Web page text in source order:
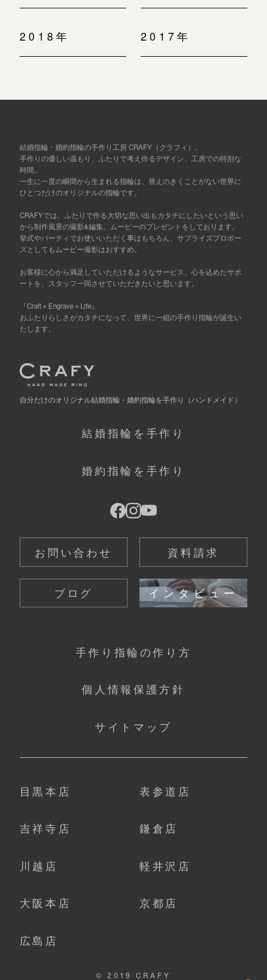
2018年 2017年
結婚指輪・婚約指輪の手作り工房 CRAFY（クラフィ）。
手作りの優しい温もり、ふたりで考え作るデザイン、工房での特別な
時間。
一生に一度の瞬間から生まれる指輪は、替えのきくことがない世界に
ひとつだけのオリジナルの指輪です。
CRAFYでは、ふたりで作る大切な思い出もカタチにしたいという思い
から制作風景の撮影&編集、ムービーのプレゼントをしております。
挙式やパーティでお使いいただく事はもちろん、サプライズプロポー
ズとしてもムービー撮影はおすすめ。
お客様に心から満足していただけるようなサービス、心を込めたサポ
ートを、スタッフ一同させていただきたいと思います。
『Craft＋Engrave＋Life』
おふたりらしさがカタチになって、世界に一組の手作り指輪が誕生い
たします。
自分だけのオリジナル結婚指輪・婚約指輪を手作り （ハンドメイド）
結婚指輪を手作り
婚約指輪を手作り
お問い合わせ 資料請求
ブログ インタビュー
手作り指輪の作り方
個人情報保護方針
サイトマップ
目黒本店 表参道店
吉祥寺店 鎌倉店
川越店 軽井沢店
大阪本店 京都店
広島店
© 2019 CRAFY